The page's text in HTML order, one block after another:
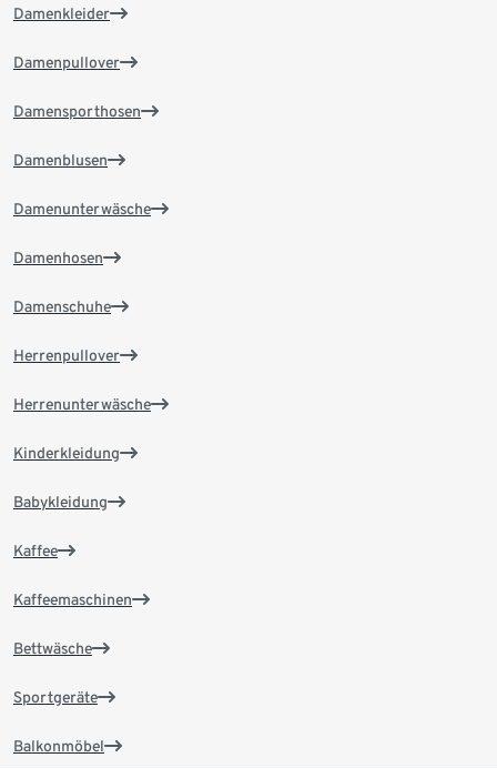
Damenkleider
Damenpullover
Damensporthosen
Damenblusen
Damenunterwäsche
Damenhosen
Damenschuhe
Herrenpullover
Herrenunterwäsche
Kinderkleidung
Babykleidung
Kaffee
Kaffeemaschinen
Bettwäsche
Sportgeräte
Balkonmöbel